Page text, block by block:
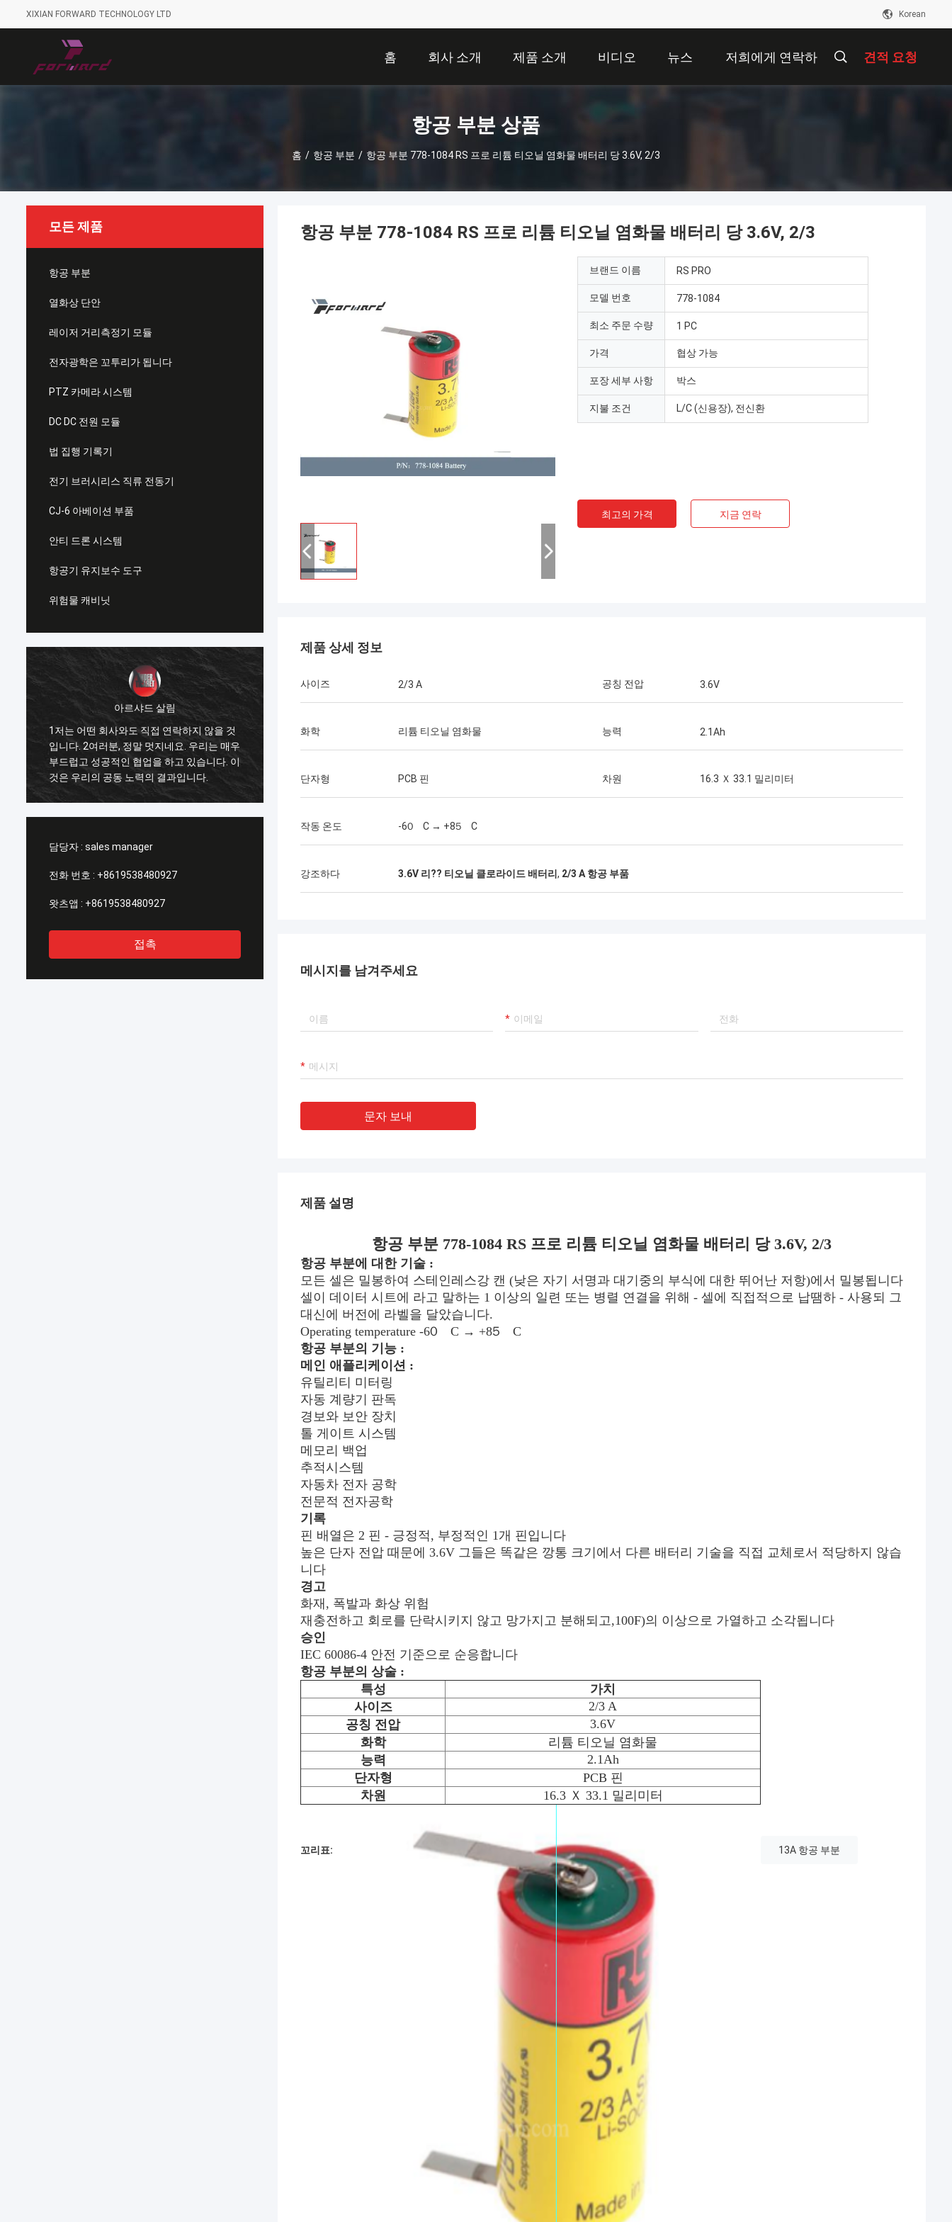
XIXIAN FORWARD TECHNOLOGY LTD Korean
홈 회사 소개 제품 소개 비디오 뉴스 저희에게 연락하 견적 요청
항공 부분 상품
홈 / 항공 부분 / 항공 부분 778-1084 RS 프로 리튬 티오닐 염화물 배터리 당 3.6V, 2/3
모든 제품
항공 부분
열화상 단안
레이저 거리측정기 모듈
전자광학은 꼬투리가 됩니다
PTZ 카메라 시스템
DC DC 전원 모듈
법 집행 기록기
전기 브러시리스 직류 전동기
CJ-6 아베이션 부품
안티 드론 시스템
항공기 유지보수 도구
위험물 캐비닛
아르샤드 살림
1저는 어떤 회사와도 직접 연락하지 않을 것
입니다. 2여러분, 정말 멋지네요. 우리는 매우
부드럽고 성공적인 협업을 하고 있습니다. 이
것은 우리의 공동 노력의 결과입니다.
1최고의 서비스, 최고의 가격 2앞으로 더 많
단에게 시시안 포워드를 전할게
담당자 : sales manager
전화 번호 : +8619538480927
왓츠앱 : +8619538480927
접촉
항공 부분 778-1084 RS 프로 리튬 티오닐 염화물 배터리 당 3.6V, 2/3
브랜드 이름 RS PRO
모델 번호 778-1084
최소 주문 수량 1 PC
가격 협상 가능
포장 세부 사항 박스
지불 조건 L/C (신용장), 전신환
최고의 가격 지금 연락
제품 상세 정보
사이즈 2/3 A 공칭 전압 3.6V
화학 리튬 티오닐 염화물 능력 2.1Ah
단자형 PCB 핀 차원 16.3 Ｘ 33.1 밀리미터
작동 온도 -60゚C → +85゚C
강조하다 3.6V 리?? 티오닐 클로라이드 배터리 , 2/3 A 항공 부품
메시지를 남겨주세요
문자 보내
제품 설명
항공 부분 778-1084 RS 프로 리튬 티오닐 염화물 배터리 당 3.6V, 2/3
항공 부분에 대한 기술 :
모든 셀은 밀봉하여 스테인레스강 캔 (낮은 자기 서명과 대기중의 부식에 대한 뛰어난 저항)에서 밀봉됩니다
셀이 데이터 시트에 라고 말하는 1 이상의 일련 또는 병렬 연결을 위해 - 셀에 직접적으로 납땜하 - 사용되 그
대신에 버전에 라벨을 달았습니다.
Operating temperature -60゚C → +85゚C
항공 부분의 기능 :
메인 애플리케이션 :
유틸리티 미터링
자동 계량기 판독
경보와 보안 장치
톨 게이트 시스템
메모리 백업
추적시스템
자동차 전자 공학
전문적 전자공학
기록
핀 배열은 2 핀 - 긍정적, 부정적인 1개 핀입니다
높은 단자 전압 때문에 3.6V 그들은 똑같은 깡통 크기에서 다른 배터리 기술을 직접 교체로서 적당하지 않습
니다
경고
화재, 폭발과 화상 위험
재충전하고 회로를 단락시키지 않고 망가지고 분해되고,100F)의 이상으로 가열하고 소각됩니다
승인
IEC 60086-4 안전 기준으로 순응합니다
항공 부분의 상술 :
특성
가치
사이즈
2/3 A
공칭 전압
3.6V
화학
리튬 티오닐 염화물
능력
2.1Ah
단자형
PCB 핀
차원
16.3 Ｘ 33.1 밀리미터
꼬리표: 13A 항공 부분